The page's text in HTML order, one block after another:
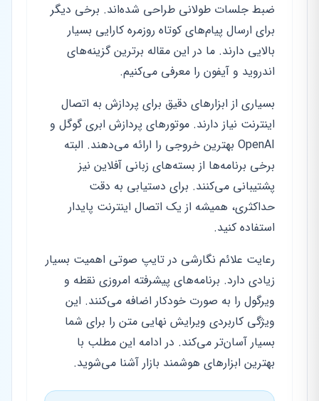
ضبط جلسات طولانی طراحی شده‌اند. برخی دیگر
برای ارسال پیام‌های کوتاه روزمره کارایی بسیار
بالایی دارند. ما در این مقاله برترین گزینه‌های
اندروید و آیفون را معرفی می‌کنیم.
بسیاری از ابزارهای دقیق برای پردازش به اتصال
اینترنت نیاز دارند. موتورهای پردازش ابری گوگل و
OpenAI بهترین خروجی را ارائه می‌دهند. البته
برخی برنامه‌ها از بسته‌های زبانی آفلاین نیز
پشتیبانی می‌کنند. برای دستیابی به دقت
حداکثری، همیشه از یک اتصال اینترنت پایدار
استفاده کنید.
رعایت علائم نگارشی در تایپ صوتی اهمیت بسیار
زیادی دارد. برنامه‌های پیشرفته امروزی نقطه و
ویرگول را به صورت خودکار اضافه می‌کنند. این
ویژگی کاربردی ویرایش نهایی متن را برای شما
بسیار آسان‌تر می‌کند. در ادامه این مطلب با
بهترین ابزارهای هوشمند بازار آشنا می‌شوید.